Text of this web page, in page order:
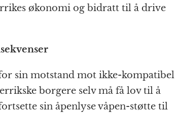
økonomi og bidratt til å drive
sin motstand mot ikke-kompatibel
borgere selv må få lov til å
sin åpenlyse våpen-støtte til